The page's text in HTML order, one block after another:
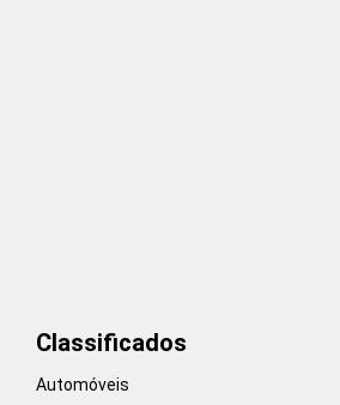
Classificados
Automóveis